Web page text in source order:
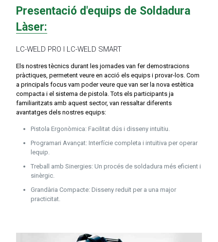
Presentació d'equips de Soldadura
Làser:
LC-WELD PRO I LC-WELD SMART
Els nostres tècnics durant les jornades van fer demostracions
pràctiques, permetent veure en acció els equips i provar-los. Com
a principals focus vam poder veure que van ser la nova estètica
compacta i el sistema de pistola. Tots els participants ja
familiaritzats amb aquest sector, van ressaltar diferents
avantatges dels nostres equips:
Pistola Ergonòmica: Facilitat dús i disseny intuïtiu.
Programari Avançat: Interfície completa i intuïtiva per operar
lequip.
Treball amb Sinergies: Un procés de soldadura més eficient i
sinèrgic.
Grandària Compacte: Disseny reduït per a una major
practicitat.